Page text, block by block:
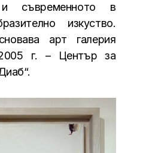
и съвременното в
изкуство.
арт галерия
г. – Център за